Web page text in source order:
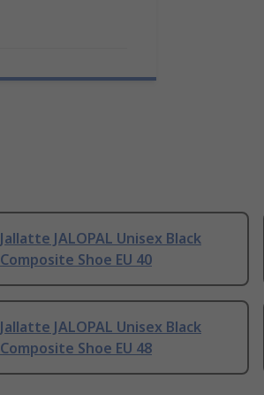
Jallatte JALOPAL Unisex Black
Composite Shoe EU 40
Jallatte JALOPAL Unisex Black
Composite Shoe EU 48